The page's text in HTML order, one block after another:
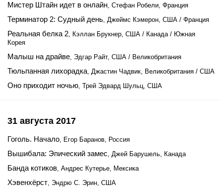
Мистер Штайн идет в онлайн, Стефан Робели, Франция
Терминатор 2: Судный день, Джеймс Кэмерон, США / Франция
Реальная белка 2, Кэллан Брукнер, США / Канада / Южная
Корея
Малыш на драйве, Эдгар Райт, США / Великобритания
Тюльпанная лихорадка, Джастин Чадвик, Великобритания / США
Оно приходит ночью, Трей Эдвард Шульц, США
31 августа 2017
Гоголь. Начало, Егор Баранов, Россия
Вышибала: Эпический замес, Джей Барушель, Канада
Банда котиков, Андрес Кутерье, Мексика
Хэвенхёрст, Эндрю С. Эрин, США